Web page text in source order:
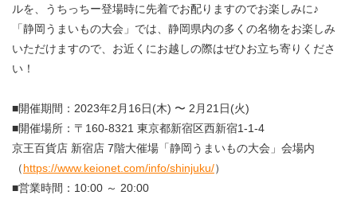
ルを、うちっちー登場時に先着でお配りますのでお楽しみに♪
「静岡うまいもの大会」では、静岡県内の多くの名物をお楽しみ
いただけますので、お近くにお越しの際はぜひお立ち寄りくださ
い！
■開催期間：2023年2月16日(木) 〜 2月21日(火)
■開催場所：〒160-8321 東京都新宿区西新宿1-1-4
京王百貨店 新宿店 7階大催場「静岡うまいもの大会」会場内
（https://www.keionet.com/info/shinjuku/）
■営業時間：10:00 ～ 20:00